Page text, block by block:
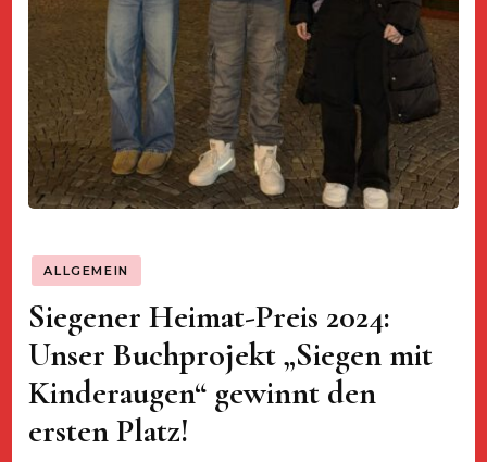
ALLGEMEIN
Siegener Heimat-Preis 2024:
Unser Buchprojekt „Siegen mit
Kinderaugen“ gewinnt den
ersten Platz!